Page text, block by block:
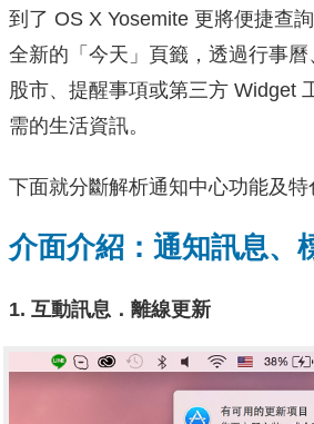
到了 OS X Yosemite 更將便捷查
全新的「今天」頁籤，透過行事曆
股市、提醒事項或第三方 Widget
需的生活資訊。
下面就分斷解析通知中心功能及特
介面介紹：通知訊息、
1. 互動訊息．離線更新